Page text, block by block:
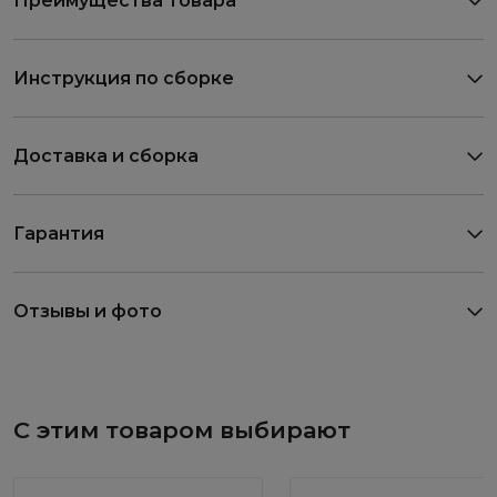
Инструкция по сборке
Доставка и сборка
Гарантия
Отзывы и фото
С этим товаром выбирают